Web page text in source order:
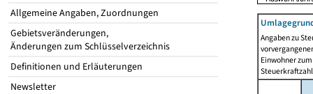
Allgemeine Angaben, Zuordnungen
Gebietsveränderungen,
Änderungen zum Schlüsselverzeichnis
Definitionen und Erläuterungen
Newsletter
Angaben zu
Einwohner